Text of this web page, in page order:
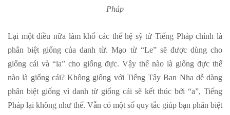
Pháp
Lại một điều nữa làm khổ các thế hệ sỹ tử Tiếng Pháp chính là
phân biệt giống của danh từ. Mạo từ “Le” sẽ được dùng cho
giống cái và “la” cho giống đực. Vậy thế nào là giống đực thế
nào là giống cái? Không giống với Tiếng Tây Ban Nha dễ dàng
phân biệt giống vì danh từ giống cái sẽ kết thúc bởi “a”, Tiếng
Pháp lại không như thế. Vẫn có một số quy tắc giúp bạn phân biệt